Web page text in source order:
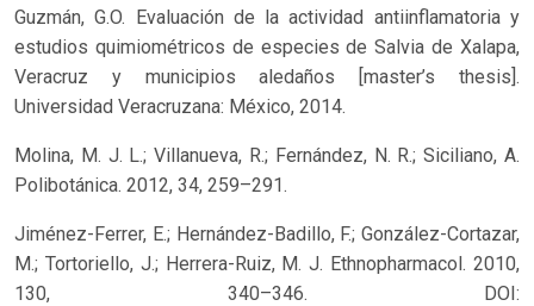
Guzmán, G.O. Evaluación de la actividad antiinflamatoria y
estudios quimiométricos de especies de Salvia de Xalapa,
Veracruz y municipios aledaños [master’s thesis].
Universidad Veracruzana: México, 2014.
Molina, M. J. L.; Villanueva, R.; Fernández, N. R.; Siciliano, A.
Polibotánica. 2012, 34, 259–291.
Jiménez-Ferrer, E.; Hernández-Badillo, F.; González-Cortazar,
M.; Tortoriello, J.; Herrera-Ruiz, M. J. Ethnopharmacol. 2010,
130, 340–346. DOI: